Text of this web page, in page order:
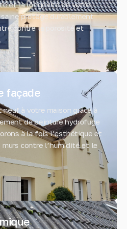
et la longévité de votre
protège durablement
contre la porosité et
façade
neuf à votre maison grâce à
de peinture hydrofuge
à la fois l’esthétique et
contre l’humidité et le